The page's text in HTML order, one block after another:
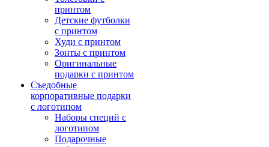
принтом
Детские футболки
с принтом
Худи с принтом
Зонты с принтом
Оригинальные
подарки с принтом
Съедобные
корпоративные подарки
с логотипом
Наборы специй с
логотипом
Подарочные